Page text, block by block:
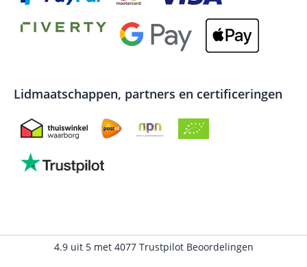
Lidmaatschappen, partners en certificeringen
4.9uit 5met 4077Trustpilot Beoordelingen